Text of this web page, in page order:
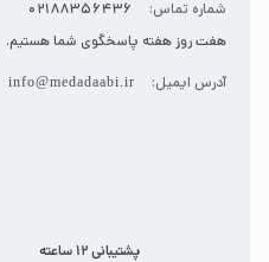
شماره تماس:
02188356436
هفت روز هفته پاسخگوی شما هستیم.
آدرس ایمیل: info@medadaabi.ir
پشتیبانی 12 ساعته